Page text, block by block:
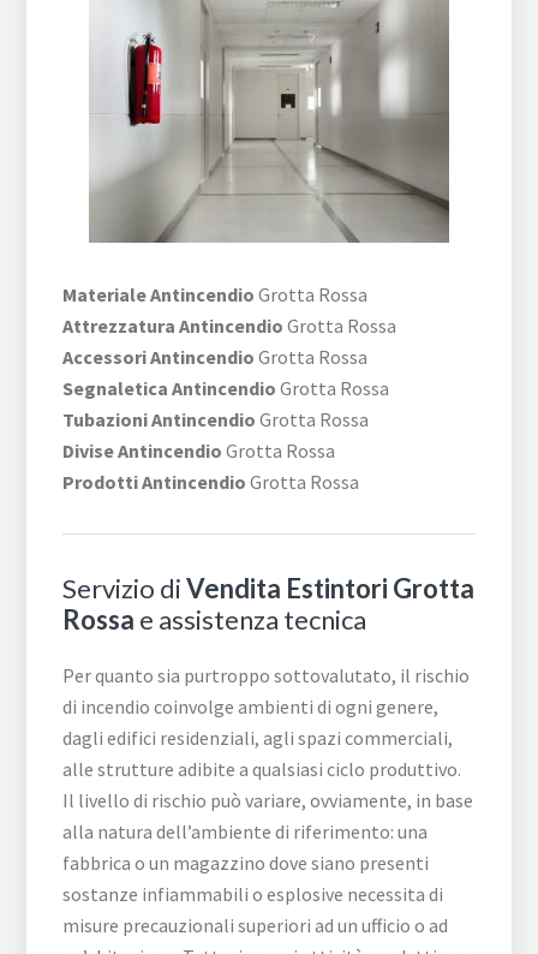
Materiale Antincendio Grotta Rossa
Attrezzatura Antincendio Grotta Rossa
Accessori Antincendio Grotta Rossa
Segnaletica Antincendio Grotta Rossa
Tubazioni Antincendio Grotta Rossa
Divise Antincendio Grotta Rossa
Prodotti Antincendio Grotta Rossa
Servizio diVendita Estintori Grotta
Rossa e assistenza tecnica
Per quanto sia purtroppo sottovalutato, il rischio
di incendio coinvolge ambienti di ogni genere,
dagli edifici residenziali, agli spazi commerciali,
alle strutture adibite a qualsiasi ciclo produttivo.
Il livello di rischio può variare, ovviamente, in base
alla natura dell’ambiente di riferimento: una
fabbrica o un magazzino dove siano presenti
sostanze infiammabili o esplosive necessita di
misure precauzionali superiori ad un ufficio o ad